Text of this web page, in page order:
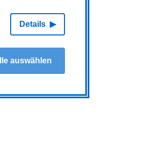
Details
auswählen